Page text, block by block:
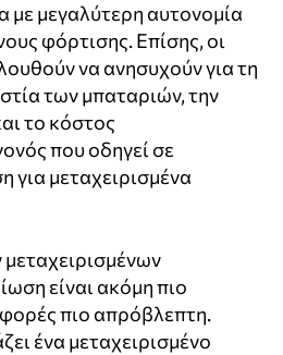
με μεγαλύτερη αυτονομία
φόρτισης. Επίσης, οι
να ανησυχούν για τη
των μπαταριών, την
το κόστος
που οδηγεί σε
για μεταχειρισμένα
είναι ακόμη πιο
πιο απρόβλεπτη.
ένα μεταχειρισμένο